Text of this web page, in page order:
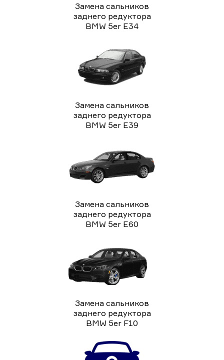
Замена сальников
заднего редуктора
BMW 5er E34
Замена сальников
заднего редуктора
BMW 5er E39
Замена сальников
заднего редуктора
BMW 5er E60
Замена сальников
заднего редуктора
BMW 5er F10